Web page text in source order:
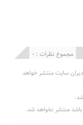
مجموع نظرات : 0
سایت منتشر خواهد
باشد منتشر نخواهد شد.